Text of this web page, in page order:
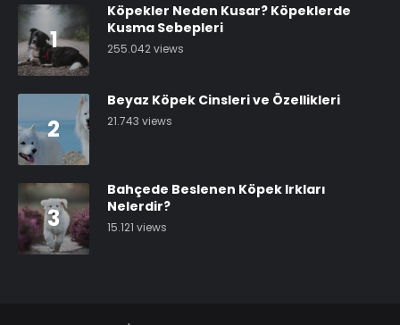
1
Köpekler Neden Kusar? Köpeklerde
Kusma Sebepleri
255.042 views
2
Beyaz Köpek Cinsleri ve Özellikleri
21.743 views
3
Bahçede Beslenen Köpek Irkları
Nelerdir?
15.121 views